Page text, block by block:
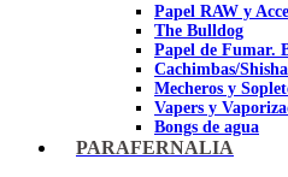
Papel RAW y
The Bulldog
Papel de Fumar.
Cachimbas/
Mecheros y
Vapers y
Bongs de agua
Bandejas para liar
PARAFERNALIA